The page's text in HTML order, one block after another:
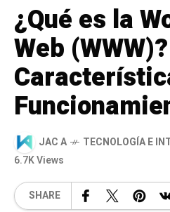
¿Qué es la
Web
JAC A TECNOLOGÍA E
6.7K Views
SHARE